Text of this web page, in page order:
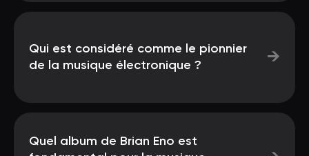
Qui est considéré comme le pionnier
de la musique électronique ?
→
Quel album de Brian Eno est